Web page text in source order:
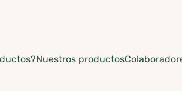
Nuestros productos